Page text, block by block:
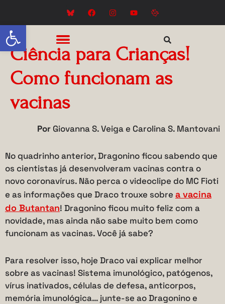
Abrir a barra de ferramentas
Ciência para Crianças!
Como funcionam as
vacinas
Por Giovanna S. Veiga e Carolina S. Mantovani
No quadrinho anterior, Dragonino ficou sabendo que
os cientistas já desenvolveram vacinas contra o
novo coronavírus. Não perca o videoclipe do MC Fioti
e as informações que Draco trouxe sobre a vacina
do Butantan! Dragonino ficou muito feliz com a
novidade, mas ainda não sabe muito bem como
funcionam as vacinas. Você já sabe?
Para resolver isso, hoje Draco vai explicar melhor
sobre as vacinas! Sistema imunológico, patógenos,
vírus inativados, células de defesa, anticorpos,
memória imunológica… junte-se ao Dragonino e